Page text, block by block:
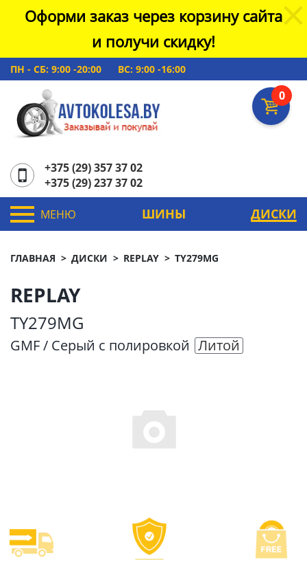
Оформи заказ через корзину сайта
и получи скидку!
ПН - СБ: 9:00 -20:00 ВС: 9:00 -16:00
0
+375 (29) 357 37 02
+375 (29) 237 37 02
МЕНЮ ШИНЫ ДИСКИ
ГЛАВНАЯ ДИСКИ REPLAY TY279MG
REPLAY
TY279MG
GMF / Серый с полировкой Литой